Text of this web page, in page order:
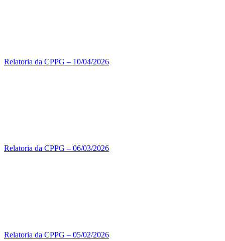
Relatoria da CPPG – 10/04/2026
Relatoria da CPPG – 06/03/2026
Relatoria da CPPG – 05/02/2026